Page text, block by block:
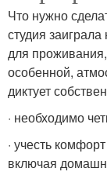
Что нужно
студия
для
особенной,
диктует
· необходимо
· учесть
включая